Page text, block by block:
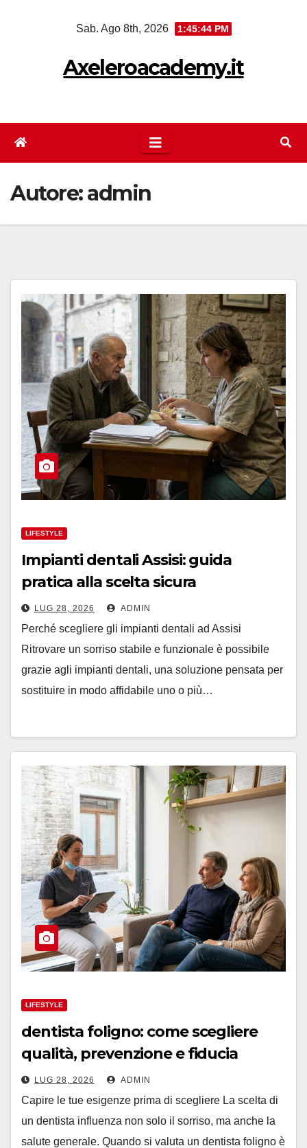
Sab. Ago 8th, 2026 1:45:45 PM
Axeleroacademy.it
Autore:admin
LIFESTYLE
Impianti dentali Assisi: guida
pratica alla scelta sicura
LUG 28, 2026 ADMIN
Perché scegliere gli impianti dentali ad Assisi
Ritrovare un sorriso stabile e funzionale è possibile
grazie agli impianti dentali, una soluzione pensata per
sostituire in modo affidabile uno o più…
LIFESTYLE
dentista foligno: come scegliere
qualità, prevenzione e fiducia
LUG 28, 2026 ADMIN
Capire le tue esigenze prima di scegliere La scelta di
un dentista influenza non solo il sorriso, ma anche la
salute generale. Quando si valuta un dentista foligno è